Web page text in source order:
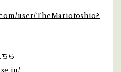
user/TheMariotoshio?
ちら